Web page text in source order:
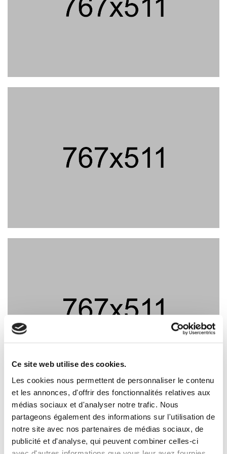
Ce site web utilise des cookies.
Les cookies nous permettent de personnaliser le contenu
et les annonces, d'offrir des fonctionnalités relatives aux
médias sociaux et d'analyser notre trafic. Nous
partageons également des informations sur l'utilisation de
notre site avec nos partenaires de médias sociaux, de
publicité et d'analyse, qui peuvent combiner celles-ci
PROJECT DESCRIPTION
Lorem ipsum dolor sit amet, consectetur adipiscing elit. Proin
suscipit convallis facilisis. Fusce lectus ex, pretium efficitur